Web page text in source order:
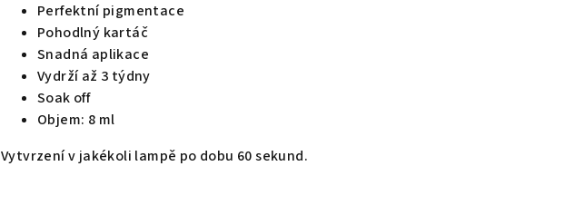
Perfektní pigmentace
Pohodlný kartáč
Snadná aplikace
Vydrží až 3 týdny
Soak off
Objem: 8 ml
Vytvrzení v jakékoli lampě po dobu 60 sekund.